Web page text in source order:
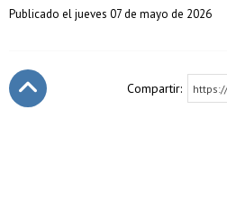
Publicado el jueves 07 de mayo de 2026
Compartir: